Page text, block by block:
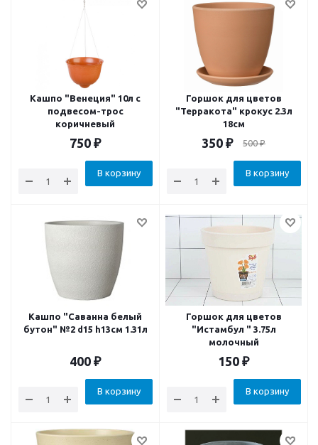
Кашпо "Венеция" 10л с
подвесом-трос
коричневый
750 ₽
В корзину
Горшок для цветов
"Терракота" крокус 2.3л
18см
350 ₽ 500₽
В корзину
Кашпо "Саванна белый
бутон" №2 d15 h13см 1.31л
400 ₽
В корзину
Горшок для цветов
"Истамбул " 3.75л
молочный
150 ₽
В корзину